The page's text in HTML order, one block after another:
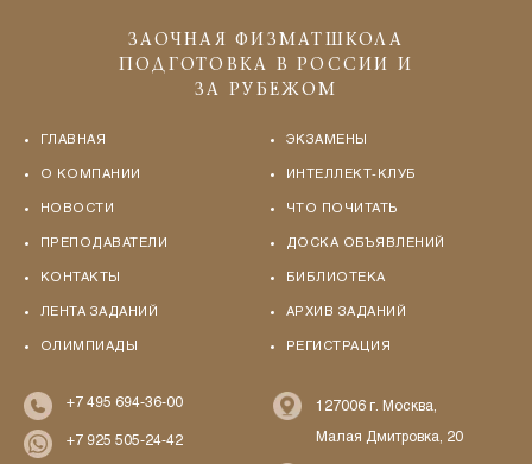
ЗАОЧНАЯ ФИЗМАТШКОЛА
ПОДГОТОВКА В РОССИИ И
ЗА РУБЕЖОМ
ГЛАВНАЯ
О КОМПАНИИ
НОВОСТИ
ПРЕПОДАВАТЕЛИ
КОНТАКТЫ
ЛЕНТА ЗАДАНИЙ
ОЛИМПИАДЫ
ЭКЗАМЕНЫ
ИНТЕЛЛЕКТ-КЛУБ
ЧТО ПОЧИТАТЬ
ДОСКА ОБЪЯВЛЕНИЙ
БИБЛИОТЕКА
АРХИВ ЗАДАНИЙ
РЕГИСТРАЦИЯ
+7 495 694-36-00
+7 925 505-24-42
127006 г. Москва,
Малая Дмитровка, 20